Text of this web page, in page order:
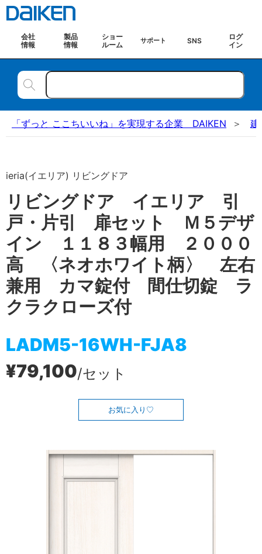
会社
情報
製品
情報
ショー
ルーム
サポート SNS
ログ
イン
「ずっと ここちいいね」を実現する企業 DAIKEN 建
ieria(イエリア) リビングドア
リビングドア イエリア 引
戸・片引 扉セット Ｍ５デザ
イン １１８３幅用 ２０００
高 〈ネオホワイト柄〉 左右
兼用 カマ錠付 間仕切錠 ラ
クラクローズ付
LADM5-16WH-FJA8
¥79,100/セット
お気に入り